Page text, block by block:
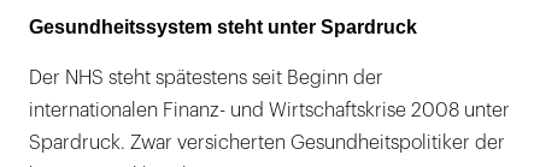
Gesundheitssystem steht unter Spardruck
Der NHS steht spätestens seit Beginn der
internationalen Finanz- und Wirtschaftskrise 2008 unter
Spardruck. Zwar versicherten Gesundheitspolitiker der